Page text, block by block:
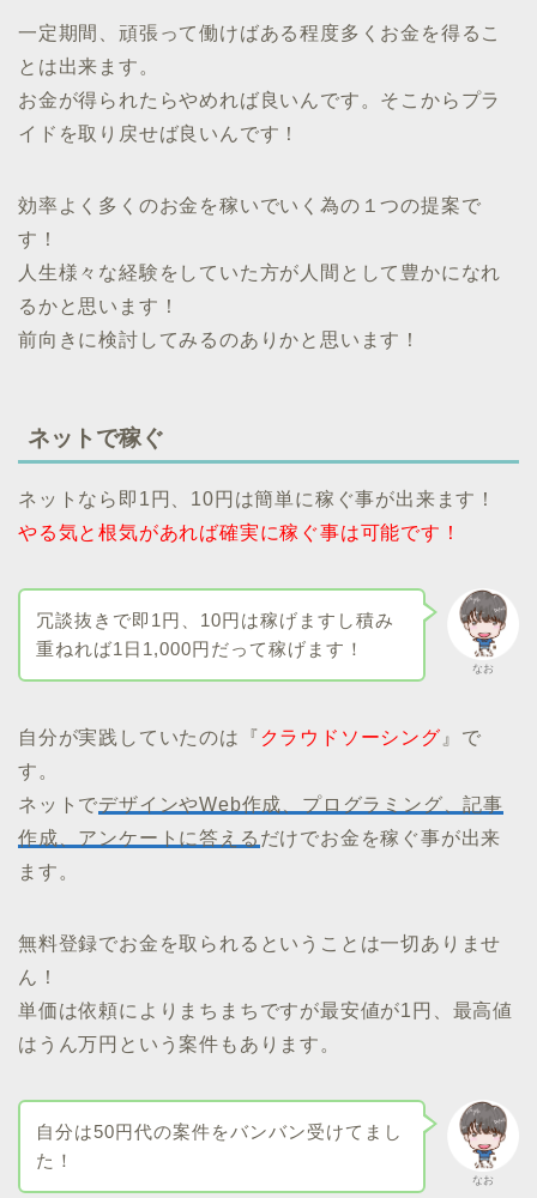
一定期間、頑張って働けばある程度多くお金を得るこ
とは出来ます。
お金が得られたらやめれば良いんです。そこからプラ
イドを取り戻せば良いんです！
効率よく多くのお金を稼いでいく為の１つの提案で
す！
人生様々な経験をしていた方が人間として豊かになれ
るかと思います！
前向きに検討してみるのありかと思います！
ネットで稼ぐ
ネットなら即1円、10円は簡単に稼ぐ事が出来ます！
やる気と根気があれば確実に稼ぐ事は可能です！
なお
冗談抜きで即1円、10円は稼げますし積み
重ねれば1日1,000円だって稼げます！
自分が実践していたのは『 クラウドソーシング 』で
す。
ネットでデザインやWeb作成、プログラミング、記事
作成、アンケートに答える だけでお金を稼ぐ事が出来
ます。
無料登録でお金を取られるということは一切ありませ
ん！
単価は依頼によりまちまちですが最安値が1円、最高値
はうん万円という案件もあります。
なお
自分は50円代の案件をバンバン受けてまし
た！